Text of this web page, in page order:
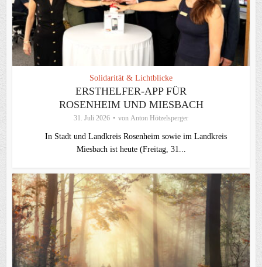
Solidarität & Lichtblicke
ERSTHELFER-APP FÜR
ROSENHEIM UND MIESBACH
31. Juli 2026 von Anton Hötzelsperger
In Stadt und Landkreis Rosenheim sowie im Landkreis
Miesbach ist heute (Freitag, 31...